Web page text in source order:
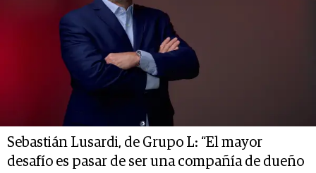
Sebastián Lusardi, de Grupo L: “El mayor
desafío es pasar de ser una compañía de dueño